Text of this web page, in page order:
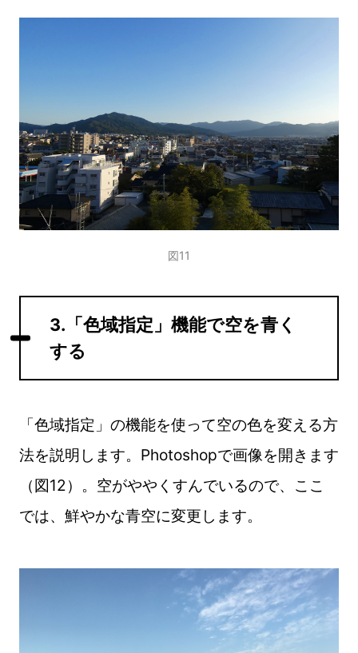
図11
3.「色域指定」機能で空を青く
する
「色域指定」の機能を使って空の色を変える方
法を説明します。Photoshopで画像を開きます
（図12）。空がややくすんでいるので、ここ
では、鮮やかな青空に変更します。